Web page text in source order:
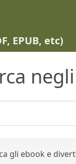
EPUB, etc)
gli ebook e